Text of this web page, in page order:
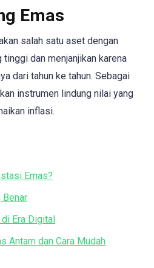
Emas
salah satu aset dengan
dan menjanjikan karena
dari tahun ke tahun. Sebagai
instrumen lindung nilai yang
inflasi.
Emas?
Era Digital
Antam dan Cara Mudah